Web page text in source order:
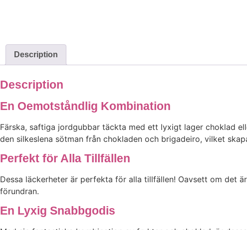
Description
Description
En Oemotståndlig Kombination
Färska, saftiga jordgubbar täckta med ett lyxigt lager choklad
den silkeslena sötman från chokladen och brigadeiro, vilket
Perfekt för Alla Tillfällen
Dessa läckerheter är perfekta för alla tillfällen! Oavsett om det
förundran.
En Lyxig Snabbgodis